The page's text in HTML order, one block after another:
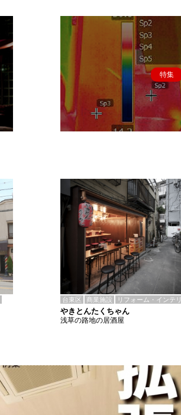
特集
台東区 商業施設 リフォーム・インテ
やきとんたくちゃん
浅草の路地の居酒屋